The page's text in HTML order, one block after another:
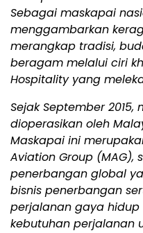
Sebagai maskapai
menggambarkan
merangkap tradisi,
beragam melalui ciri
Hospitality yang
Sejak September
dioperasikan oleh
Maskapai ini
Aviation Group (MAG),
penerbangan global
bisnis penerbangan
perjalanan gaya
kebutuhan perjalanan